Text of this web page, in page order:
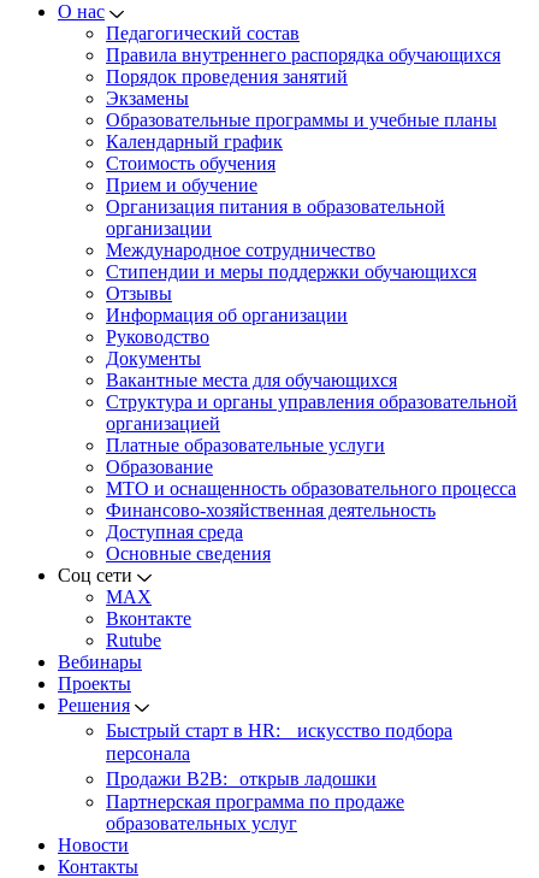
О нас
Педагогический состав
Правила внутреннего распорядка обучающихся
Порядок проведения занятий
Экзамены
Образовательные программы и учебные планы
Календарный график
Стоимость обучения
Прием и обучение
Организация питания в образовательной
организации
Международное сотрудничество
Стипендии и меры поддержки обучающихся
Отзывы
Информация об организации
Руководство
Документы
Вакантные места для обучающихся
Структура и органы управления образовательной
организацией
Платные образовательные услуги
Образование
МТО и оснащенность образовательного процесса
Финансово-хозяйственная деятельность
Доступная среда
Основные сведения
Соц сети
MAX
Вконтакте
Rutube
Вебинары
Проекты
Решения
Быстрый старт в HR: искусство подбора
персонала
Продажи B2B: открыв ладошки
Партнерская программа по продаже
образовательных услуг
Новости
Контакты